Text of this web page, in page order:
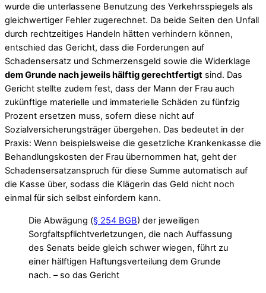
wurde die unterlassene Benutzung des Verkehrsspiegels als
gleichwertiger Fehler zugerechnet. Da beide Seiten den Unfall
durch rechtzeitiges Handeln hätten verhindern können,
entschied das Gericht, dass die Forderungen auf
Schadensersatz und Schmerzensgeld sowie die Widerklage
dem Grunde nach jeweils hälftig gerechtfertigt sind. Das
Gericht stellte zudem fest, dass der Mann der Frau auch
zukünftige materielle und immaterielle Schäden zu fünfzig
Prozent ersetzen muss, sofern diese nicht auf
Sozialversicherungsträger übergehen. Das bedeutet in der
Praxis: Wenn beispielsweise die gesetzliche Krankenkasse die
Behandlungskosten der Frau übernommen hat, geht der
Schadensersatzanspruch für diese Summe automatisch auf
die Kasse über, sodass die Klägerin das Geld nicht noch
einmal für sich selbst einfordern kann.
Die Abwägung (§ 254 BGB) der jeweiligen
Sorgfaltspflichtverletzungen, die nach Auffassung
des Senats beide gleich schwer wiegen, führt zu
einer hälftigen Haftungsverteilung dem Grunde
nach. – so das Gericht